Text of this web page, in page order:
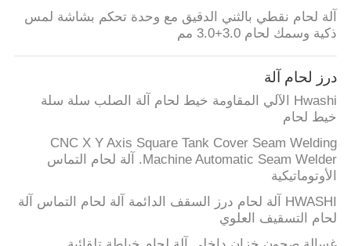
آلة لحام نقطي بالثني الدقيق مع وحدة تحكم بشاشة لمس
ذكية وسمك لحام 3.0+3.0 مم
درز لحام آلة
Hwashi الآلي المقاومة خيط لحام آلة الصلب سلة سلة
خيط لحام
CNC X Y Axis Square Tank Cover Seam Welding
Machine Automatic Seam Welder. آلة لحام التماس
الأوتوماتيكية
HWASHI آلة لحام درز السقف الدائمة آلة لحام التماس آلة
لحام التسقيف العلوي